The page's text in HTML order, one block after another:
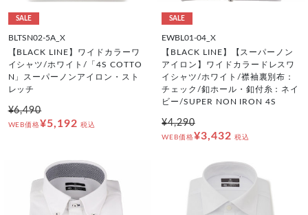
SALE
BLTSN02-5A_X
【BLACK LINE】ワイドカラーワ
イシャツ/ホワイト/「4S COTTO
N」スーパーノンアイロン・スト
レッチ
¥6,490
WEB価格¥5,192 税込
SALE
EWBL01-04_X
【BLACK LINE】【スーパーノン
アイロン】ワイドカラードレスワ
イシャツ/ホワイト/襟袖裏別布：
チェック/釦ホール・釦付糸：ネイ
ビー/SUPER NON IRON 4S
¥4,290
WEB価格¥3,432 税込